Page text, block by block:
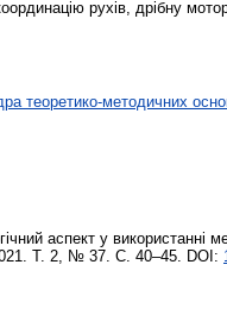
рухів, дрібну
теоретико-методичних
аспект у використанні
Т. 2, № 37. С. 40–45. DOI: